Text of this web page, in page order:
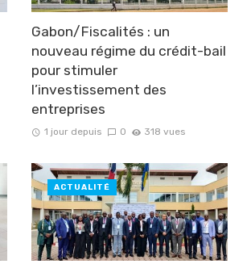
Gabon/Fiscalités : un
nouveau régime du crédit-bail
pour stimuler
l’investissement des
entreprises
1 jour depuis 0 318 vues
ACTUALITÉ